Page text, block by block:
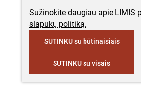
Sužinokite daugiau apie LIMIS
slapukų politiką.
SUTINKU su būtinaisiais
SUTINKU su visais